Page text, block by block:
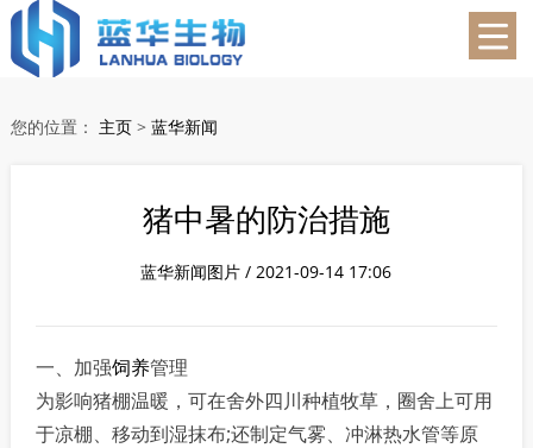
蓝华生物
您的位置： 主页> 蓝华新闻
猪中暑的防治措施
蓝华新闻图片 / 2021-09-14 17:06
一、加强饲养管理
为影响猪棚温暖，可在舍外四川种植牧草，圈舍上可用
于凉棚、移动到湿抹布;还制定气雾、冲淋热水管等原